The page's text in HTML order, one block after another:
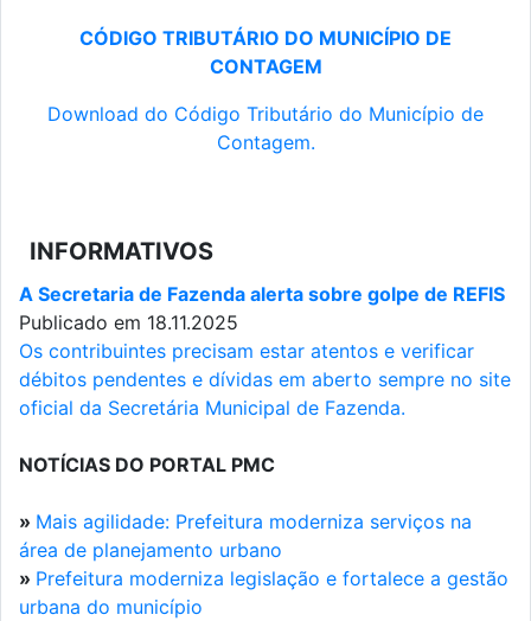
CÓDIGO TRIBUTÁRIO DO MUNICÍPIO DE
CONTAGEM
Download do Código Tributário do Município de
Contagem.
INFORMATIVOS
A Secretaria de Fazenda alerta sobre golpe de REFIS
Publicado em 18.11.2025
Os contribuintes precisam estar atentos e verificar
débitos pendentes e dívidas em aberto sempre no site
oficial da Secretária Municipal de Fazenda.
NOTÍCIAS DO PORTAL PMC
» Mais agilidade: Prefeitura moderniza serviços na
área de planejamento urbano
» Prefeitura moderniza legislação e fortalece a gestão
urbana do município